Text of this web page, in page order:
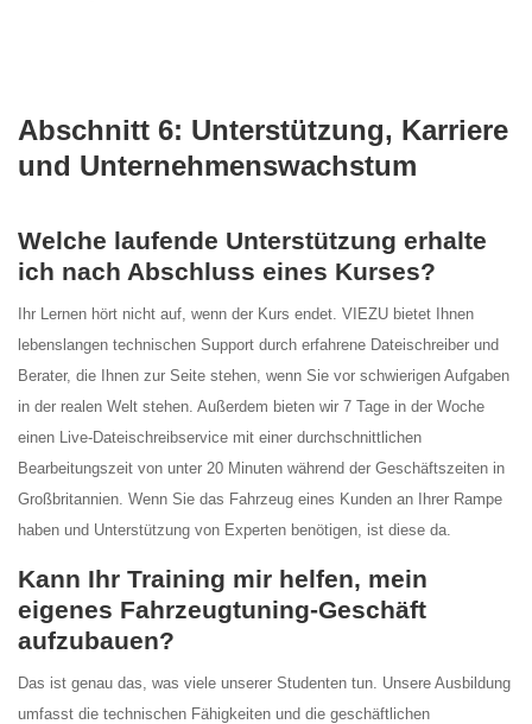
Abschnitt 6: Unterstützung, Karriere
und Unternehmenswachstum
Welche laufende Unterstützung erhalte
ich nach Abschluss eines Kurses?
Ihr Lernen hört nicht auf, wenn der Kurs endet. VIEZU bietet Ihnen
lebenslangen technischen Support durch erfahrene Dateischreiber und
Berater, die Ihnen zur Seite stehen, wenn Sie vor schwierigen Aufgaben
in der realen Welt stehen. Außerdem bieten wir 7 Tage in der Woche
einen Live-Dateischreibservice mit einer durchschnittlichen
Bearbeitungszeit von unter 20 Minuten während der Geschäftszeiten in
Großbritannien. Wenn Sie das Fahrzeug eines Kunden an Ihrer Rampe
haben und Unterstützung von Experten benötigen, ist diese da.
Kann Ihr Training mir helfen, mein
eigenes Fahrzeugtuning-Geschäft
aufzubauen?
Das ist genau das, was viele unserer Studenten tun. Unsere Ausbildung
umfasst die technischen Fähigkeiten und die geschäftlichen